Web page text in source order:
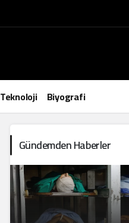
Teknoloji Biyografi
Gündemden Haberler